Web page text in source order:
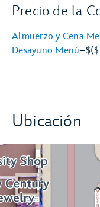
Precio de la
Almuerzo y Cena
Desayuno Menú–$
Ubicación